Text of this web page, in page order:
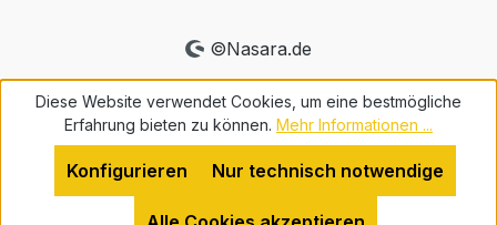
©Nasara.de
Diese Website verwendet Cookies, um eine bestmögliche
Erfahrung bieten zu können. Mehr Informationen ...
Nur technisch notwendige
Konfigurieren